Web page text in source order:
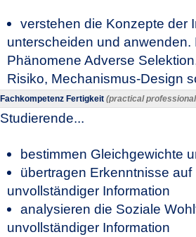
verstehen die Konzepte der
unterscheiden und
Phänomene Adverse
Risiko, Mechanismus-Design
Fachkompetenz Fertigkeit (practical
Studierende...
bestimmen Gleichgewichte
übertragen Erkenntnisse
unvollständiger Information
analysieren die Soziale
unvollständiger Information